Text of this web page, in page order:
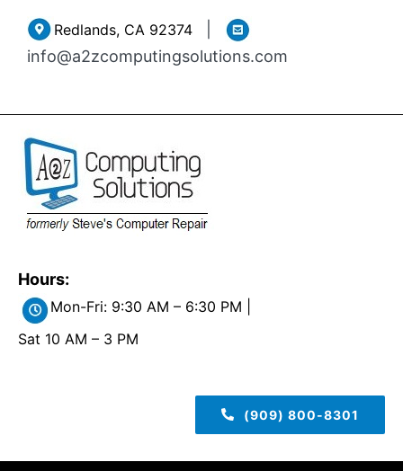
content
Redlands, CA 92374|
info@a2zcomputingsolutions.com
Hours:
Mon-Fri: 9:30 AM – 6:30 PM |
Sat 10 AM – 3 PM
(909) 800-8301